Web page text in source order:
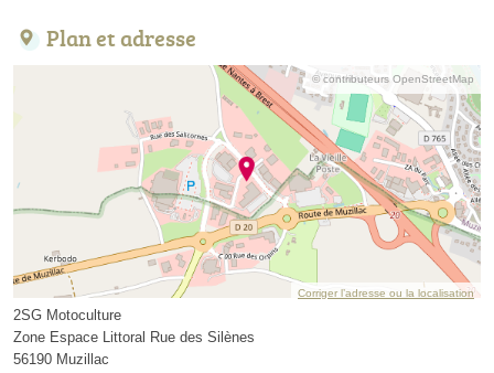
Plan et adresse
© contributeurs OpenStreetMap
Corriger l’adresse ou la localisation
2SG Motoculture
Zone Espace Littoral Rue des Silènes
56190 Muzillac